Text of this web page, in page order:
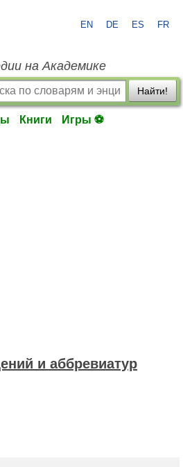
EN DE ES FR
на Академике
Найти!
Книги Игры ⚽
и аббревиатур